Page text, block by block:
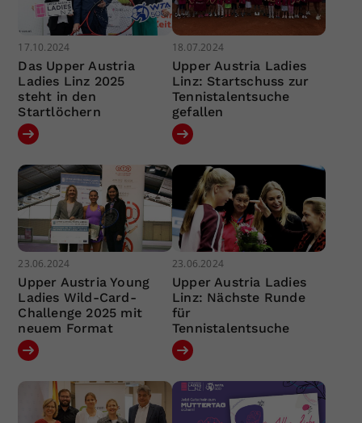
17.10.2024
Das Upper Austria
Ladies Linz 2025
steht in den
Startlöchern
18.07.2024
Upper Austria Ladies
Linz: Startschuss zur
Tennistalentsuche
gefallen
23.06.2024
Upper Austria Young
Ladies Wild-Card-
Challenge 2025 mit
neuem Format
23.06.2024
Upper Austria Ladies
Linz: Nächste Runde
für
Tennistalentsuche